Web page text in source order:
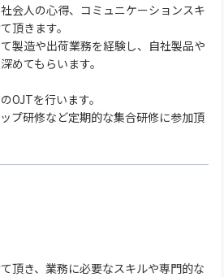
会人の心得、コミュニケーションスキ
頂きます。
製造や出荷業務を経験し、自社製品や
めてもらいます。
OJTを行います。
プ研修など定期的な集合研修に参加頂
頂き、業務に必要なスキルや専門的な